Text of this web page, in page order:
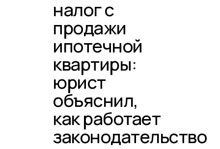
налог с
продажи
ипотечной
квартиры:
юрист
объяснил,
как работает
законодательство